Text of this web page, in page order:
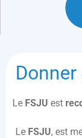
Le FSJU est
Le FSJU, est